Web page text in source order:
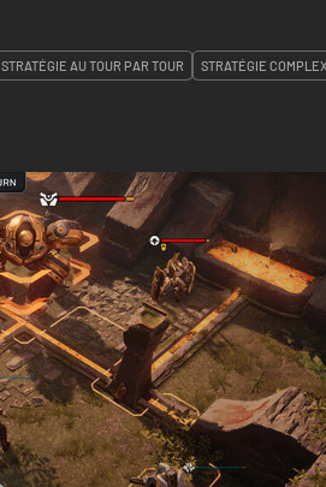
STRATÉGIE AU TOUR PAR TOUR STRATÉGIE